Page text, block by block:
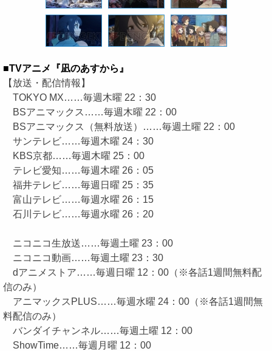
■TVアニメ『凪のあすから』
【放送・配信情報】
TOKYO MX……毎週木曜 22：30
BSアニマックス……毎週木曜 22：00
BSアニマックス（無料放送）……毎週土曜 22：00
サンテレビ……毎週木曜 24：30
KBS京都……毎週木曜 25：00
テレビ愛知……毎週木曜 26：05
福井テレビ……毎週日曜 25：35
富山テレビ……毎週水曜 26：15
石川テレビ……毎週水曜 26：20
ニコニコ生放送……毎週土曜 23：00
ニコニコ動画……毎週土曜 23：30
dアニメストア……毎週日曜 12：00（※各話1週間無料配
信のみ）
アニマックスPLUS……毎週水曜 24：00（※各話1週間無
料配信のみ）
バンダイチャンネル……毎週土曜 12：00
ShowTime……毎週月曜 12：00